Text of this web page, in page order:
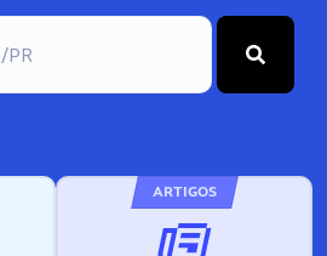
ARTIGOS